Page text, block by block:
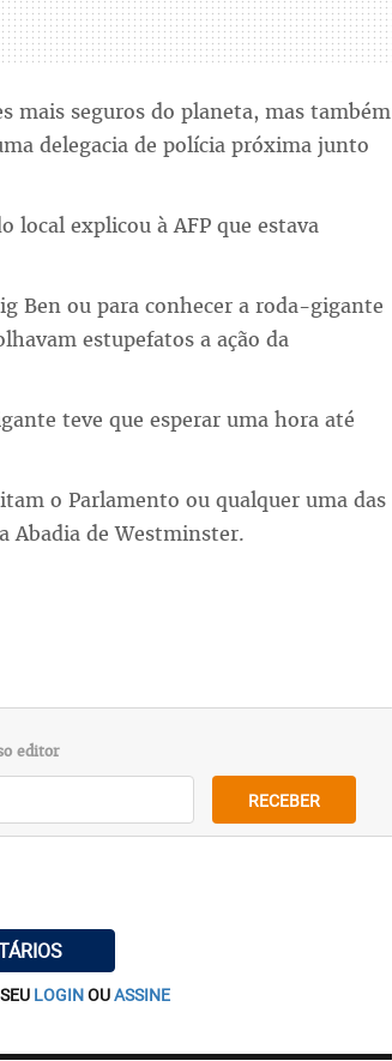
mais seguros do planeta, mas também
delegacia de polícia próxima junto
local explicou à AFP que estava
Ben ou para conhecer a roda-gigante
estupefatos a ação da
teve que esperar uma hora até
o Parlamento ou qualquer uma das
Abadia de Westminster.
editor
RECEBER
LOGINOUASSINE